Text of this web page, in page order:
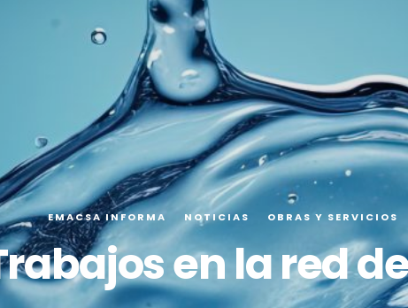
EMACSA INFORMA NOTICIAS OBRAS Y SERVICIOS
en la red